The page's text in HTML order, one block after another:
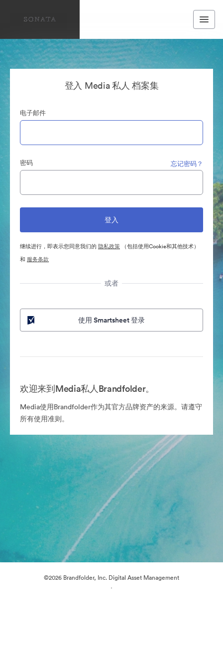
登入 Media 私人 档案集
电子邮件
密码 忘记密码？
继续进行，即表示您同意我们的 隐私政策 （包括使用Cookie和其他技术）
和 服务条款
或者
使用 Smartsheet 登录
欢迎来到Media私人Brandfolder。
Media使用Brandfolder作为其官方品牌资产的来源。请遵守
所有使用准则。
©2026 Brandfolder, Inc. Digital Asset Management
·